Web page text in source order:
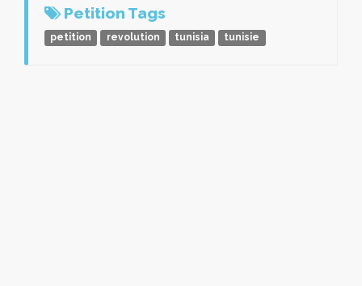
Petition Tags
petition revolution tunisia tunisie